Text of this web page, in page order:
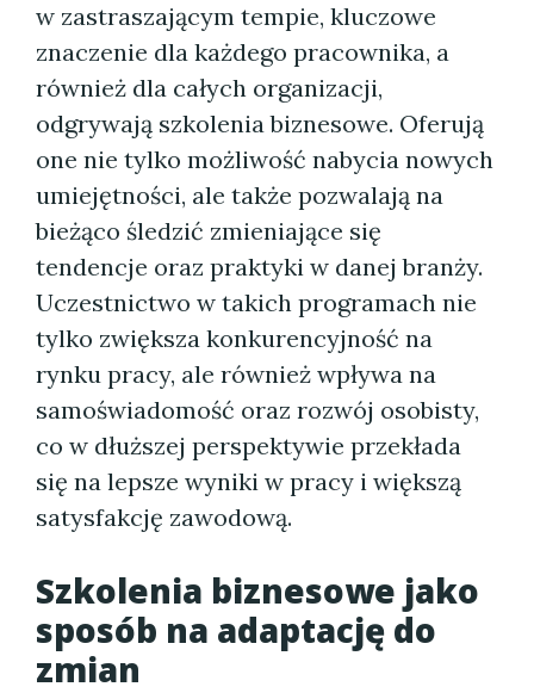
w zastraszającym tempie, kluczowe
znaczenie dla każdego pracownika, a
również dla całych organizacji,
odgrywają szkolenia biznesowe. Oferują
one nie tylko możliwość nabycia nowych
umiejętności, ale także pozwalają na
bieżąco śledzić zmieniające się
tendencje oraz praktyki w danej branży.
Uczestnictwo w takich programach nie
tylko zwiększa konkurencyjność na
rynku pracy, ale również wpływa na
samoświadomość oraz rozwój osobisty,
co w dłuższej perspektywie przekłada
się na lepsze wyniki w pracy i większą
satysfakcję zawodową.
Szkolenia biznesowe jako
sposób na adaptację do
zmian